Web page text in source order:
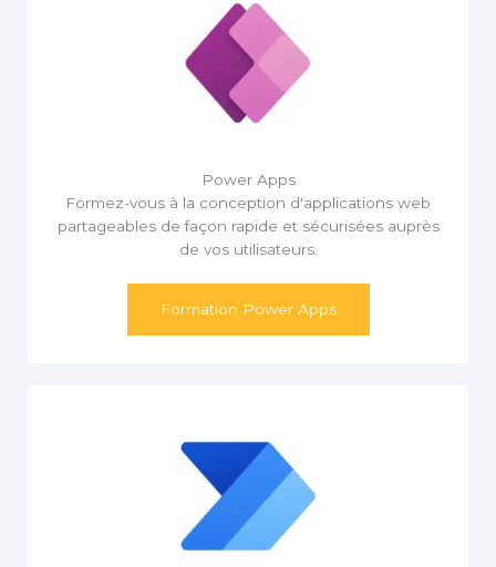
Power Apps
Formez-vous à la conception d'applications web
partageables de façon rapide et sécurisées auprès
de vos utilisateurs.
Formation Power Apps